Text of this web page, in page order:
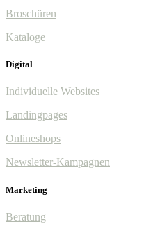
Broschüren
Kataloge
Digital
Individuelle Websites
Landingpages
Onlineshops
Newsletter-Kampagnen
Marketing
Beratung